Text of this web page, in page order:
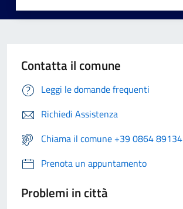
Contatta il comune
Leggi le domande frequenti
Richiedi Assistenza
Chiama il comune +39 0864 89134
Prenota un appuntamento
Problemi in città